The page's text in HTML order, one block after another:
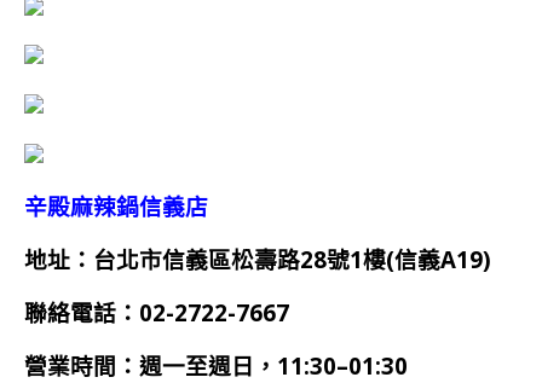
辛殿麻辣鍋信義店
地址：台北市信義區松壽路28號1樓(信義A19)
聯絡電話：02-2722-7667
營業時間：週一至週日，11:30–01:30